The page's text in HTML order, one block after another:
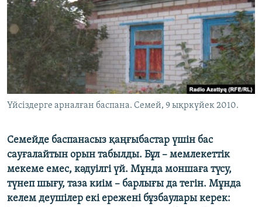
Русский
ЖАЗЫЛЫҢЫЗ
Басқа тілдерде
Үйсіздерге арналған баспана. Семей, 9 ықркүйек 2010.
Семейде баспанасыз қаңғыбастар үшін бас
сауғалайтын орын табылды. Бұл – мемлекеттік
мекеме емес, кәдуілгі үй. Мұнда моншаға түсу,
түнеп шығу, таза киім – барлығы да тегін. Мұнда
келем деушілер екі ережені бұзбаулары керек: